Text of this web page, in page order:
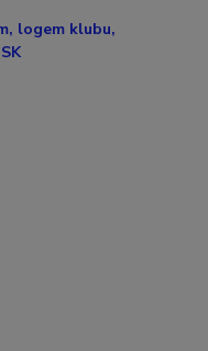
logem klubu,